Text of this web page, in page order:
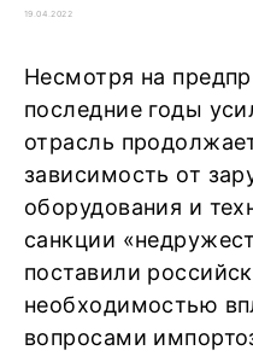
19.04.2022
Несмотря на
последние годы
отрасль
зависимость от
оборудования и
санкции
поставили
необходимостью
вопросами